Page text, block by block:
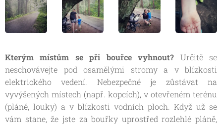
Kterým místům se při bouřce vyhnout? Určitě se
neschovávejte pod osamělými stromy a v blízkosti
elektrického vedení. Nebezpečné je zůstávat na
vyvýšených místech (např. kopcích), v otevřeném terénu
(pláně, louky) a v blízkosti vodních ploch. Když už se
vám stane, že jste za bouřky uprostřed rozlehlé pláně,